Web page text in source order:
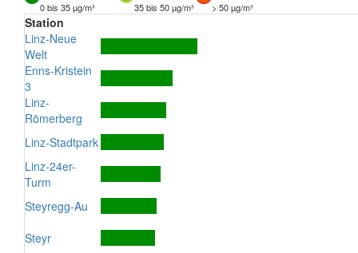
0 bis 35 µg/m³
35 bis 50 µg/m³ > 50 µg/m³
Station
Linz-Neue
Welt
Enns-Kristein
3
Linz-
Römerberg
Linz-Stadtpark
Linz-24er-
Turm
Steyregg-Au
Steyr